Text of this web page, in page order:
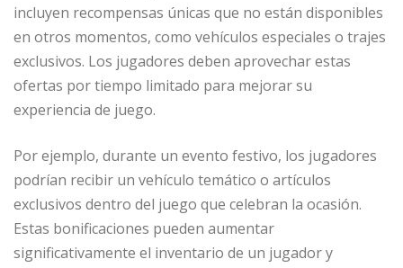
incluyen recompensas únicas que no están disponibles
en otros momentos, como vehículos especiales o trajes
exclusivos. Los jugadores deben aprovechar estas
ofertas por tiempo limitado para mejorar su
experiencia de juego.
Por ejemplo, durante un evento festivo, los jugadores
podrían recibir un vehículo temático o artículos
exclusivos dentro del juego que celebran la ocasión.
Estas bonificaciones pueden aumentar
significativamente el inventario de un jugador y